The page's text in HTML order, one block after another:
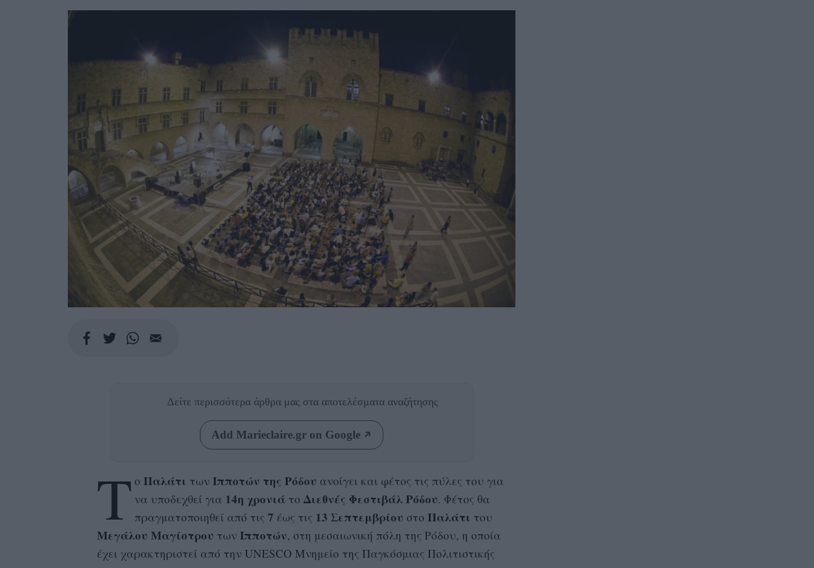
Δείτε περισσότερα άρθρα μας στα αποτελέσματα αναζήτησης
Add Marieclaire.gr on Google
Τ ο Παλάτι των Ιπποτών της Ρόδου ανοίγει και φέτος τις πύλες του για
να υποδεχθεί για 14η χρονιά τοΔιεθνές Φεστιβάλ Ρόδου. Φέτος θα
πραγματοποιηθεί από τις7 έως τις 13 Σεπτεμβρίου στο Παλάτι του
Μεγάλου Μαγίστρου των Ιπποτών, στη μεσαιωνική πόλη της Ρόδου, η οποία
έχει χαρακτηριστεί από την UNESCO Μνημείο της Παγκόσμιας Πολιτιστικής